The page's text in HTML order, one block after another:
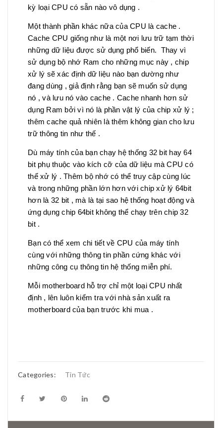
kỳ loại CPU có sẵn nào vô dụng .
Một thành phần khác nữa của CPU là cache .
Cache CPU giống như là một nơi lưu trữ tạm thời
những dữ liệu được sử dụng phổ biến. Thay vì
sử dụng bộ nhớ Ram cho những mục này , chip
xử lý sẽ xác định dữ liệu nào bạn dường như
đang dùng , giả định rằng bạn sẽ muốn sử dụng
nó , và lưu nó vào cache . Cache nhanh hơn sử
dụng Ram bởi vì nó là phần vật lý của chip xử lý ;
thêm cache quả nhiên là thêm không gian cho lưu
trữ thông tin như thế .
Dù máy tính của bạn chạy hệ thống 32 bit hay 64
bit phụ thuộc vào kích cỡ của dữ liệu mà CPU có
thể xử lý . Thêm bộ nhớ có thể truy cập cùng lúc
và trong những phần lớn hơn với chip xử lý 64bit
hơn là 32 bit , mà là tại sao hệ thống hoạt động và
ứng dụng chip 64bit không thể chạy trên chip 32
bit .
Bạn có thể xem chi tiết về CPU của máy tính
cùng với những thông tin phần cứng khác với
những công cụ thông tin hệ thống miễn phí.
Mỗi motherboard hỗ trợ chỉ một loại CPU nhất
định , lên luôn kiểm tra với nhà sản xuất ra
motherboard của bạn trước khi mua .
Categories: Tin Tức